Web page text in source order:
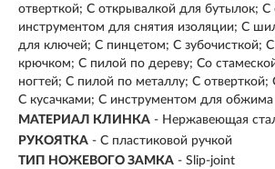
отверткой; С открывалкой для бутылок; С
инструментом для снятия изоляции; С
для ключей; С пинцетом; С зубочисткой;
крючком; С пилой по дереву; Со
ногтей; С пилой по металлу; С отверткой;
С кусачками; С инструментом для
МАТЕРИАЛ КЛИНКА - Нержавеющая
РУКОЯТКА - С пластиковой ручкой
ТИП НОЖЕВОГО ЗАМКА - Slip-joint